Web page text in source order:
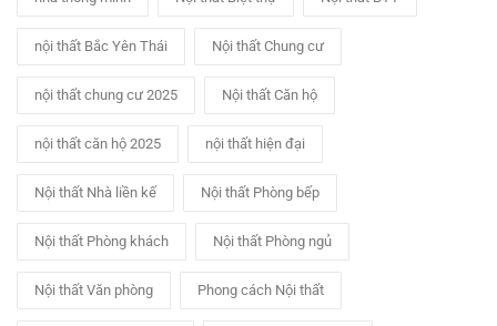
nội thất Bắc Yên Thái Nội thất Chung cư
nội thất chung cư 2025 Nội thất Căn hộ
nội thất căn hộ 2025 nội thất hiện đại
Nội thất Nhà liền kế Nội thất Phòng bếp
Nội thất Phòng khách Nội thất Phòng ngủ
Nội thất Văn phòng Phong cách Nội thất